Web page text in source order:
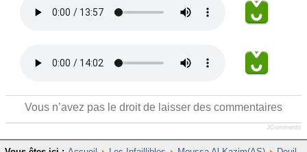
Vous n’avez pas le droit de laisser des commentaires
JComments